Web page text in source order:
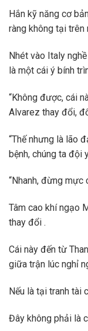
Hắn kỹ năng cơ
ràng không tại trên
Nhét vào Italy
là một cái ý bính
“Không được, cái
Alvarez thay đổi,
“Thế nhưng là lão
bệnh, chúng ta đội
“Nhanh, đừng mực
Tâm cao khí ngạo
thay đổi .
Cái này đến từ
giữa trận lúc nghỉ
Nếu là tại tranh tài
Đây không phải là